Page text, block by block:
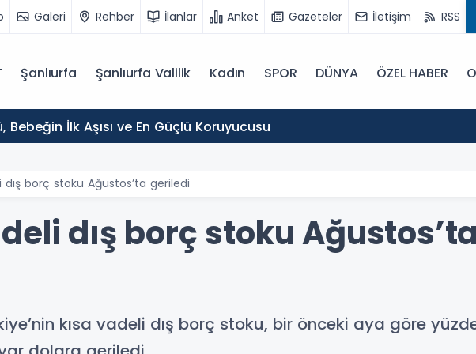
Galeri Rehber İlanlar Anket Gazeteler İletişim RSS
Şanlıurfa Şanlıurfa Valilik Kadın SPOR DÜNYA ÖZEL HABER
Bebeğin İlk Aşısı ve En Güçlü Koruyucusu
dış borç stoku Ağustos’ta geriledi
dış borç stoku Ağustos’ta
kısa vadeli dış borç stoku, bir önceki aya göre